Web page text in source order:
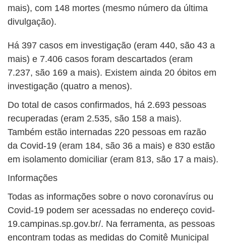
mais), com 148 mortes (mesmo número da última
divulgação).
Há 397 casos em investigação (eram 440, são 43 a
mais) e 7.406 casos foram descartados (eram
7.237, são 169 a mais). Existem ainda 20 óbitos em
investigação (quatro a menos).
Do total de casos confirmados, há 2.693 pessoas
recuperadas (eram 2.535, são 158 a mais).
Também estão internadas 220 pessoas em razão
da Covid-19 (eram 184, são 36 a mais) e 830 estão
em isolamento domiciliar (eram 813, são 17 a mais).
Informações
Todas as informações sobre o novo coronavírus ou
Covid-19 podem ser acessadas no endereço covid-
19.campinas.sp.gov.br/. Na ferramenta, as pessoas
encontram todas as medidas do Comitê Municipal